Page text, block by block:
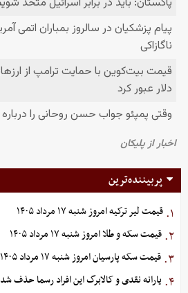
پربیننده‌ترین
۱. قیمت لیر ترکیه امروز شنبه ۱۷ مرداد ۱۴۰۵
۲. قیمت سکه و طلا امروز شنبه ۱۷ مرداد ۱۴۰۵
۳. قیمت سکه پارسیان امروز شنبه ۱۷ مرداد ۱۴۰۵
۴. یارانه نقدی و کالابرگ این افراد رسما حذف شد